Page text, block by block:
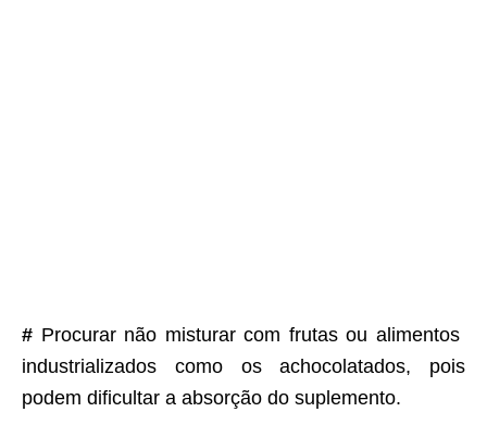
# Procurar não misturar com frutas ou alimentos
industrializados como os achocolatados, pois
podem dificultar a absorção do suplemento.